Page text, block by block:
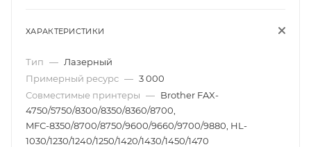
ХАРАКТЕРИСТИКИ
Тип — Лазерный
Примерный ресурс — 3 000
Совместимые принтеры — Brother FAX-
4750/5750/8300/8350/8360/8700,
MFС-8350/8700/8750/9600/9660/9700/9880, HL-
1030/1230/1240/1250/1420/1430/1450/1470